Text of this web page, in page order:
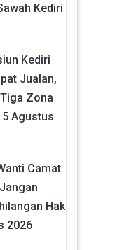
Kediri
Kediri
Jualan,
Zona
5 Agustus
Camat
Hak
2026